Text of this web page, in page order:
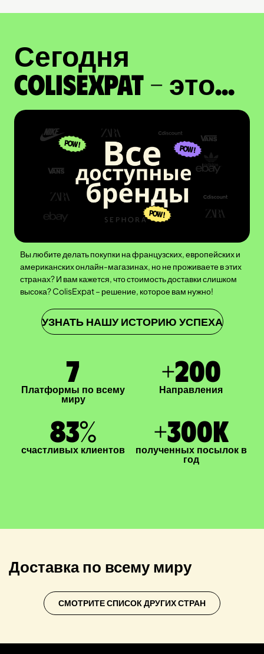
Сегодня
ColisExpat - это...
Вы любите делать покупки на французских, европейских и
американских онлайн-магазинах, но не проживаете в этих
странах? И вам кажется, что стоимость доставки слишком
высока? ColisExpat – решение, которое вам нужно!
УЗНАТЬ НАШУ ИСТОРИЮ УСПЕХА
7
Платформы по всему
миру
+200
Направления
83%
счастливых клиентов
+300K
полученных посылок в
год
Доставка по всему миру
СМОТРИТЕ СПИСОК ДРУГИХ СТРАН